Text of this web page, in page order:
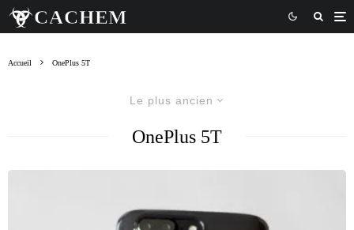
Accueil OnePlus 5T
Le plus ancien
OnePlus 5T